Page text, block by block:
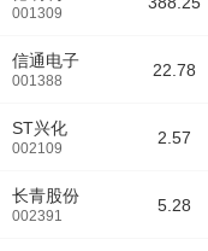
001309
信通电子
001388
ST兴化
002109
长青股份
002391
22.78
2.57
5.28